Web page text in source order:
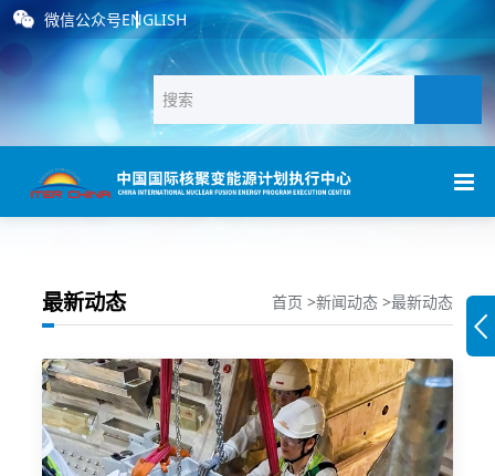
微信公众号ENGLISH
最新动态 首页 >新闻动态>最新动态